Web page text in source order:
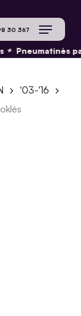
+370 698 30
Menu
✦ Pneumatinės
'03-'16